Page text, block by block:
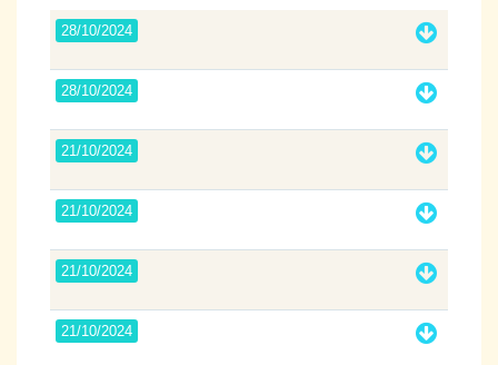
28/10/2024
28/10/2024
21/10/2024
21/10/2024
21/10/2024
21/10/2024